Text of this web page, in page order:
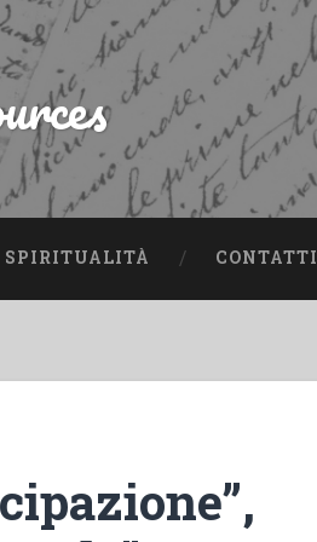
SPIRITUALITÀ CONTATTI